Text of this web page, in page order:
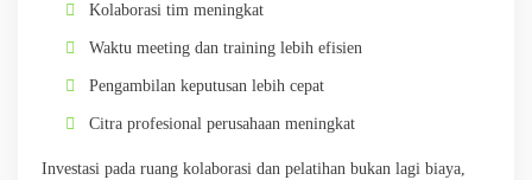
Kolaborasi tim meningkat
Waktu meeting dan training lebih efisien
Pengambilan keputusan lebih cepat
Citra profesional perusahaan meningkat
Investasi pada ruang kolaborasi dan pelatihan bukan lagi biaya,